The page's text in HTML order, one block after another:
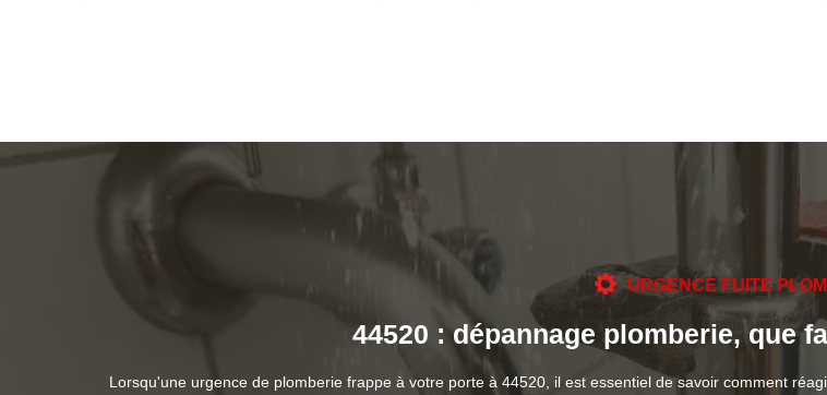
URGENCE FUITE
44520 : dépannage plomberie, que
Lorsqu'une urgence de plomberie frappe à votre porte à 44520, il est essentiel de savoir comment